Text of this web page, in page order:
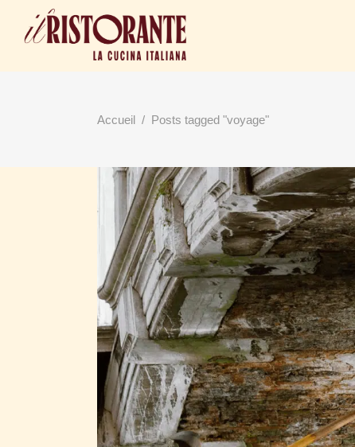
Accueil / Posts tagged "voyage"